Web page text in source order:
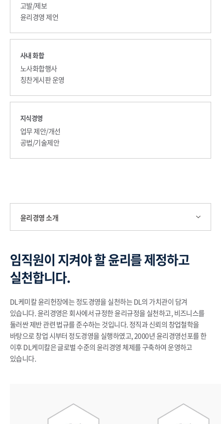
고발/제보
윤리경영 제언
사내 화합
노사화합행사
칭찬게시판 운영
지식경영
업무 제안/개선
공법/기술제안
윤리경영 소개
임직원이 지켜야 할 윤리를 제정하고
실천합니다.
DL케미칼 윤리헌장에는 정도경영을 실천하는 DL의 가치관이 담겨
있습니다. 윤리경영은 회사에서 규정한 윤리규정을 실천하고, 비즈니스를
둘러싼 제반 관련 법규를 준수하는 것입니다. 정직과 신뢰의 창업철학을
바탕으로 창업 시부터 정도경영을 실행하였고, 2000년 윤리경영선포를 한
이후 DL케미칼은 글로벌 수준의 윤리경영 체제를 구축하여 운영하고
있습니다.